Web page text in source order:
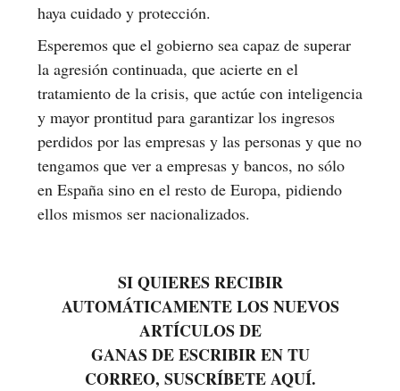
haya cuidado y protección.
Esperemos que el gobierno sea capaz de superar
la agresión continuada, que acierte en el
tratamiento de la crisis, que actúe con inteligencia
y mayor prontitud para garantizar los ingresos
perdidos por las empresas y las personas y que no
tengamos que ver a empresas y bancos, no sólo
en España sino en el resto de Europa, pidiendo
ellos mismos ser nacionalizados.
SI QUIERES RECIBIR
AUTOMÁTICAMENTE LOS NUEVOS
ARTÍCULOS DE
GANAS DE ESCRIBIR EN TU
CORREO, SUSCRÍBETE AQUÍ.